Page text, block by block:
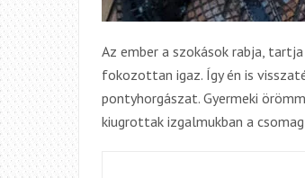
Az ember a szokások rabja,
fokozottan igaz. Így én is
pontyhorgászat. Gyermeki
kiugrottak izgalmukban a